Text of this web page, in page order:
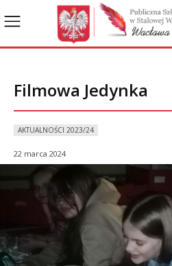
Filmowa Jedynka
AKTUALNOŚCI 2023/24
22 marca 2024